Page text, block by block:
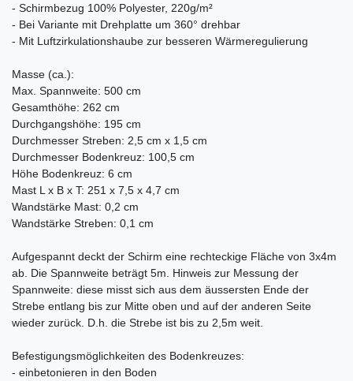
- Schirmbezug 100% Polyester, 220g/m²
- Bei Variante mit Drehplatte um 360° drehbar
- Mit Luftzirkulationshaube zur besseren Wärmeregulierung
Masse (ca.):
Max. Spannweite: 500 cm
Gesamthöhe: 262 cm
Durchgangshöhe: 195 cm
Durchmesser Streben: 2,5 cm x 1,5 cm
Durchmesser Bodenkreuz: 100,5 cm
Höhe Bodenkreuz: 6 cm
Mast L x B x T: 251 x 7,5 x 4,7 cm
Wandstärke Mast: 0,2 cm
Wandstärke Streben: 0,1 cm
Aufgespannt deckt der Schirm eine rechteckige Fläche von 3x4m
ab. Die Spannweite beträgt 5m. Hinweis zur Messung der
Spannweite: diese misst sich aus dem äussersten Ende der
Strebe entlang bis zur Mitte oben und auf der anderen Seite
wieder zurück. D.h. die Strebe ist bis zu 2,5m weit.
Befestigungsmöglichkeiten des Bodenkreuzes:
- einbetonieren in den Boden